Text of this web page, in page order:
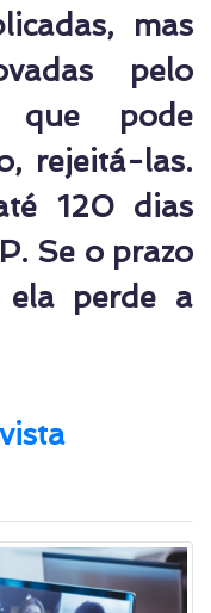
mas
pelo
que pode
rejeitá-las.
120 dias
Se o prazo
ela perde a